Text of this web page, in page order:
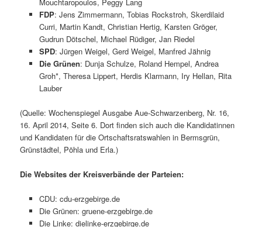
FDP: Jens Zimmermann, Tobias Rockstroh, Skerdilaid
Curri, Martin Kandt, Christian Hertig, Karsten Gröger,
Gudrun Dötschel, Michael Rüdiger, Jan Riedel
SPD: Jürgen Weigel, Gerd Weigel, Manfred Jähnig
Die Grünen: Dunja Schulze, Roland Hempel, Andrea
Groh*, Theresa Lippert, Herdis Klarmann, Iry Hellan, Rita
Lauber
(Quelle: Wochenspiegel Ausgabe Aue-Schwarzenberg, Nr. 16,
16. April 2014, Seite 6. Dort finden sich auch die Kandidatinnen
und Kandidaten für die Ortschaftsratswahlen in Bermsgrün,
Grünstädtel, Pöhla und Erla.)
Die Websites der Kreisverbände der Parteien:
CDU: cdu-erzgebirge.de
Die Grünen: gruene-erzgebirge.de
Die Linke: dielinke-erzgebirge.de